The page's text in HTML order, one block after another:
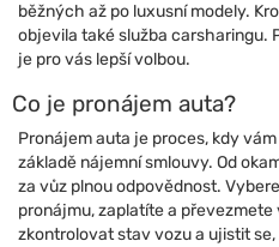
běžných až po luxusní modely.
objevila také služba carsharingu.
je pro vás lepší volbou.
Co je pronájem auta?
Pronájem auta je proces, kdy
základě nájemní smlouvy. Od
za vůz plnou odpovědnost.
pronájmu, zaplatíte a
zkontrolovat stav vozu a ujistit